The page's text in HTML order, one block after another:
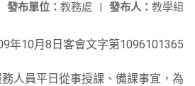
發布人： 教學組
發布單位： 教務處 |
年10月8日客會文字第1096101365
人員平日從事授課、備課事宜，為